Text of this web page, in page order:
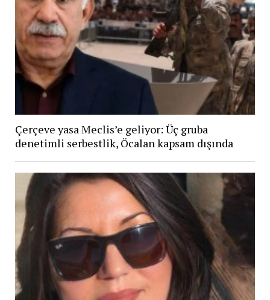
Çerçeve yasa Meclis’e geliyor: Üç gruba
denetimli serbestlik, Öcalan kapsam dışında